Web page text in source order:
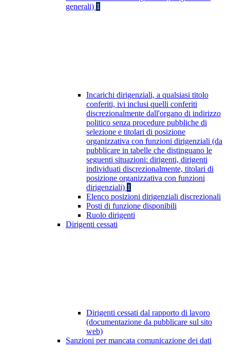
generali) 1
Incarichi dirigenziali, a qualsiasi titolo
conferiti, ivi inclusi quelli conferiti
discrezionalmente dall'organo di indirizzo
politico senza procedure pubbliche di
selezione e titolari di posizione
organizzativa con funzioni dirigenziali (da
pubblicare in tabelle che distinguano le
seguenti situazioni: dirigenti, dirigenti
individuati discrezionalmente, titolari di
posizione organizzativa con funzioni
dirigenziali) 1
Elenco posizioni dirigenziali discrezionali
Posti di funzione disponibili
Ruolo dirigenti
Dirigenti cessati
Dirigenti cessati dal rapporto di lavoro
(documentazione da pubblicare sul sito
web)
Sanzioni per mancata comunicazione dei dati